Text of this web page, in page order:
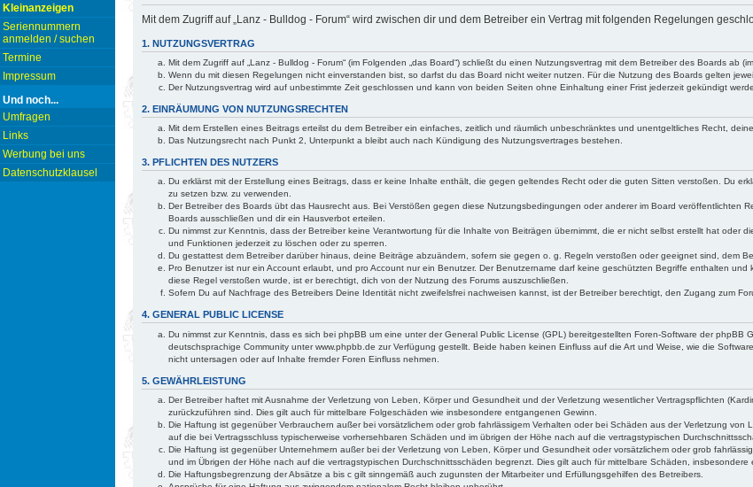
Kleinanzeigen
Seriennummern
anmelden / suchen
Termine
Impressum
Und noch...
Umfragen
Links
Werbung bei uns
Datenschutzklausel
Mit dem Zugriff auf „Lanz - Bulldog - Forum“ wird zwischen dir und dem Betreiber ein Vertrag mit folgenden Regelungen
1. NUTZUNGSVERTRAG
Mit dem Zugriff auf „Lanz - Bulldog - Forum“ (im Folgenden „das Board“) schließt du einen Nutzungsvertrag mit dem Betreiber des Boards ab
Wenn du mit diesen Regelungen nicht einverstanden bist, so darfst du das Board nicht weiter nutzen. Für die Nutzung des Boards gelten
Der Nutzungsvertrag wird auf unbestimmte Zeit geschlossen und kann von beiden Seiten ohne Einhaltung einer Frist jederzeit gekündigt
2. EINRÄUMUNG VON NUTZUNGSRECHTEN
Mit dem Erstellen eines Beitrags erteilst du dem Betreiber ein einfaches, zeitlich und räumlich unbeschränktes und unentgeltliches Recht,
Das Nutzungsrecht nach Punkt 2, Unterpunkt a bleibt auch nach Kündigung des Nutzungsvertrages bestehen.
3. PFLICHTEN DES NUTZERS
Du erklärst mit der Erstellung eines Beitrags, dass er keine Inhalte enthält, die gegen geltendes Recht oder die guten Sitten verstoßen. Du
zu setzen bzw. zu verwenden.
Der Betreiber des Boards übt das Hausrecht aus. Bei Verstößen gegen diese Nutzungsbedingungen oder anderer im Board veröffentlichten
Boards ausschließen und dir ein Hausverbot erteilen.
Du nimmst zur Kenntnis, dass der Betreiber keine Verantwortung für die Inhalte von Beiträgen übernimmt, die er nicht selbst erstellt hat oder
und Funktionen jederzeit zu löschen oder zu sperren.
Du gestattest dem Betreiber darüber hinaus, deine Beiträge abzuändern, sofern sie gegen o. g. Regeln verstoßen oder geeignet sind, dem
Pro Benutzer ist nur ein Account erlaubt, und pro Account nur ein Benutzer. Der Benutzername darf keine geschützten Begriffe enthalten
diese Regel verstoßen wurde, ist er berechtigt, dich von der Nutzung des Forums auszuschließen.
Sofern Du auf Nachfrage des Betreibers Deine Identität nicht zweifelsfrei nachweisen kannst, ist der Betreiber berechtigt, den Zugang zum
4. GENERAL PUBLIC LICENSE
Du nimmst zur Kenntnis, dass es sich bei phpBB um eine unter der General Public License (GPL) bereitgestellten Foren-Software der
deutschsprachige Community unter www.phpbb.de zur Verfügung gestellt. Beide haben keinen Einfluss auf die Art und Weise, wie die
nicht untersagen oder auf Inhalte fremder Foren Einfluss nehmen.
5. GEWÄHRLEISTUNG
Der Betreiber haftet mit Ausnahme der Verletzung von Leben, Körper und Gesundheit und der Verletzung wesentlicher Vertragspflichten
zurückzuführen sind. Dies gilt auch für mittelbare Folgeschäden wie insbesondere entgangenen Gewinn.
Die Haftung ist gegenüber Verbrauchern außer bei vorsätzlichem oder grob fahrlässigem Verhalten oder bei Schäden aus der Verletzung
auf die bei Vertragsschluss typischerweise vorhersehbaren Schäden und im übrigen der Höhe nach auf die vertragstypischen
Die Haftung ist gegenüber Unternehmern außer bei der Verletzung von Leben, Körper und Gesundheit oder vorsätzlichem oder grob
und im Übrigen der Höhe nach auf die vertragstypischen Durchschnittsschäden begrenzt. Dies gilt auch für mittelbare Schäden, insbesondere
Die Haftungsbegrenzung der Absätze a bis c gilt sinngemäß auch zugunsten der Mitarbeiter und Erfüllungsgehilfen des Betreibers.